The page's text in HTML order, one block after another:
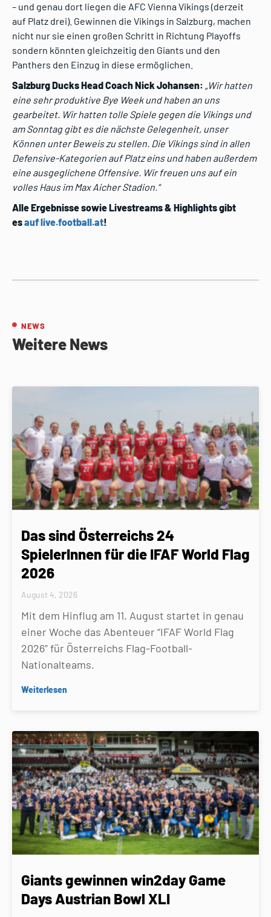
– und genau dort liegen die AFC Vienna Vikings (derzeit
auf Platz drei). Gewinnen die Vikings in Salzburg, machen
nicht nur sie einen großen Schritt in Richtung Playoffs
sondern könnten gleichzeitig den Giants und den
Panthers den Einzug in diese ermöglichen.
Salzburg Ducks Head Coach Nick Johansen: „Wir hatten
eine sehr produktive Bye Week und haben an uns
gearbeitet. Wir hatten tolle Spiele gegen die Vikings und
am Sonntag gibt es die nächste Gelegenheit, unser
Können unter Beweis zu stellen. Die Vikings sind in allen
Defensive-Kategorien auf Platz eins und haben außerdem
eine ausgeglichene Offensive. Wir freuen uns auf ein
volles Haus im Max Aicher Stadion.“
Alle Ergebnisse sowie Livestreams & Highlights gibt
esauf live.football.at!
NEWS
Weitere News
Das sind Österreichs 24
SpielerInnen für die IFAF World Flag
2026
August 4, 2026
Mit dem Hinflug am 11. August startet in genau
einer Woche das Abenteuer “IFAF World Flag
2026” für Österreichs Flag-Football-
Nationalteams.
Weiterlesen
Giants gewinnen win2day Game
Days Austrian Bowl XLI